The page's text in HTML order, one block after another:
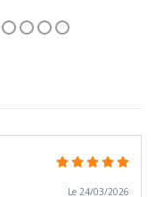
Le 24/03/2026